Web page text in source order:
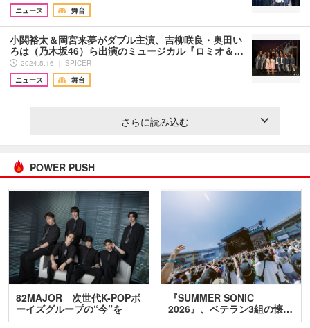
ニュース
舞台
小関裕太＆岡宮来夢がダブル主演、吉柳咲良・奥田い
ろは（乃木坂46）ら出演のミュージカル『ロミオ＆…
2024.5.16 ｜ SPICER
ニュース
舞台
さらに読み込む
POWER PUSH
82MAJOR 次世代K-POPボ
ーイズグループの“今”を
訊…
『SUMMER SONIC
2026』、ベテラン3組の懐…